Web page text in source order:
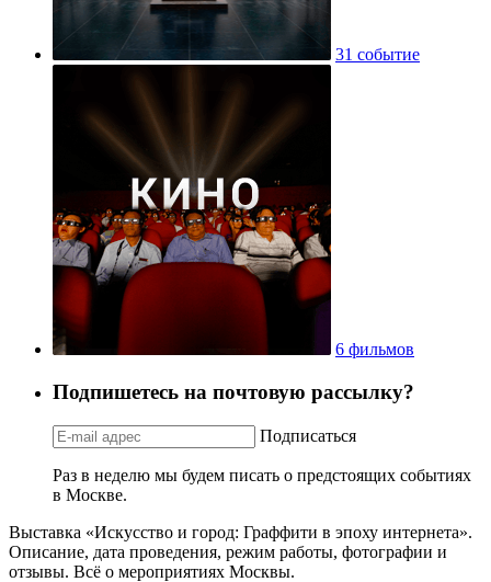
31 событие
6 фильмов
Подпишетесь на почтовую рассылку?
Подписаться
Раз в неделю мы будем писать о предстоящих событиях
в Москве.
Выставка «Искусство и город: Граффити­­ в эпоху интернета».
Описание, дата проведения, режим работы, фотографии и
отзывы. Всё о мероприятиях Москвы.